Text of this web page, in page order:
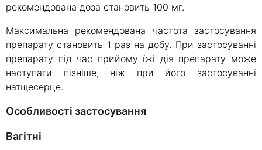
рекомендована доза становить 100 мг.
Максимальна рекомендована частота застосування
препарату становить 1 раз на добу. При застосуванні
препарату під час прийому їжі дія препарату може
наступати пізніше, ніж при його застосуванні
натщесерце.
Особливості застосування
Вагітні